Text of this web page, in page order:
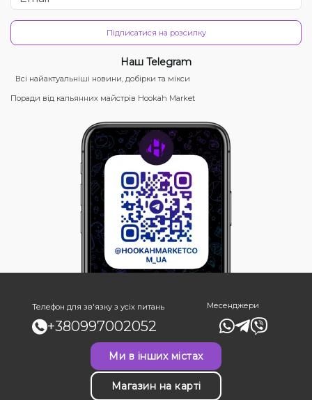
Підписатися на розсилку
Наш Telegram
Всі найактуальніші новини, добірки та мікси
Поради від кальянних майстрів Hookah Market
Телефон для зв'язку з усіх питань
+380997002052
Месенджери
Ми в інших містах
Магазин на карті